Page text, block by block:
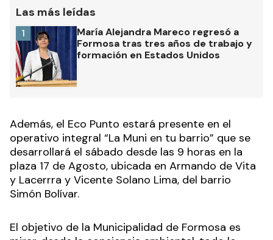
Las más leídas
María Alejandra Mareco regresó a
Formosa tras tres años de trabajo y
formación en Estados Unidos
1
Además, el Eco Punto estará presente en el
operativo integral “La Muni en tu barrio” que se
desarrollará el sábado desde las 9 horas en la
plaza 17 de Agosto, ubicada en Armando de Vita
y Lacerrra y Vicente Solano Lima, del barrio
Simón Bolívar.
El objetivo de la Municipalidad de Formosa es